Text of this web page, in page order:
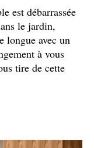
est débarrassée
le jardin,
longue avec un
à vous
tire de cette